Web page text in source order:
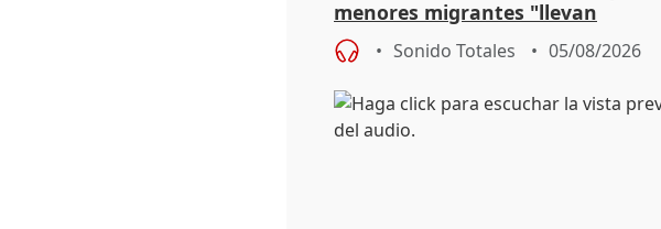
menores migrantes "llevan
aportación del Gobierno" central
Sonido Totales 05/08/2026